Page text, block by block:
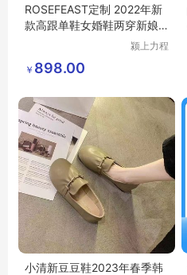
ROSEFEAST定制 2022年新
款高跟单鞋女婚鞋两穿新娘
颍上力程
￥ 898.00
小清新豆豆鞋2023年春季韩